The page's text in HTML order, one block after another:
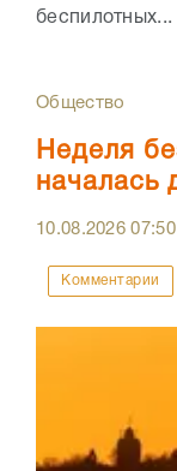
беспилотных...
Общество
Неделя
началась
10.08.202607:50
Комментарии